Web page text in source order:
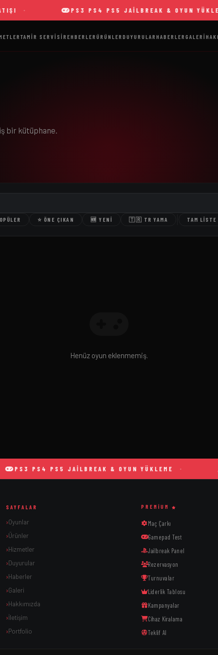
PS3 PS4 PS5 JAILBREAK & OYUN YÜKLEME
TAMIR SERVISI REHBERLER ÜRÜNLER DUYURULAR HABERLER GALERI
bir kütüphane.
⭐ ÖNE ÇIKAN 🆕 YENI 🇹🇷 TR YAMA TAM LISTE
Henüz oyun eklenmemiş.
PS3 PS4 PS5 JAILBREAK & OYUN YÜKLEME
SAYFALAR
Oyunlar
Ürünler
Hizmetler
Duyurular
Haberler
Galeri
Hakkımızda
İletişim
Portfolio
PREMIUM
Maç Çarkı
Gamepad Test
Jailbreak Panel
Rezervasyon
Turnuvalar
Liderlik Tablosu
Kampanyalar
Cihaz Kiralama
Teklif Al